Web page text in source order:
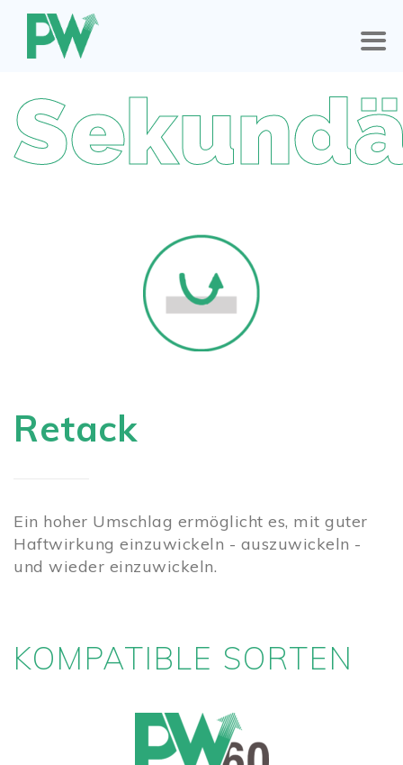
Retack
Ein hoher Umschlag ermöglicht es, mit guter
Haftwirkung einzuwickeln - auszuwickeln -
und wieder einzuwickeln.
KOMPATIBLE SORTEN